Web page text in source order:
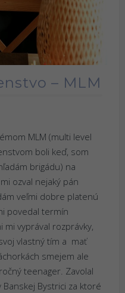
– MLM
MLM (multi level
boli keď, som
brigádu) na
ozval nejaký pán
veľmi dobre platenú
povedal termín
vyprával rozprávky,
vlastný tím a mať
smejem ale
teenager. Zavolal
Bystrici za ktoré